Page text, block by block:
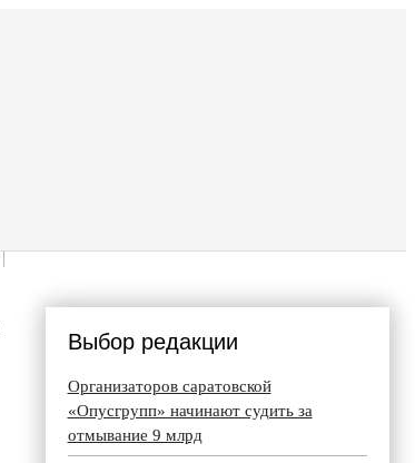
Выбор редакции
Организаторов саратовской
«Опусгрупп» начинают судить за
отмывание 9 млрд